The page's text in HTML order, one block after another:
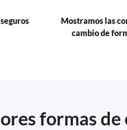
Mostramos las
cambio de
formas de